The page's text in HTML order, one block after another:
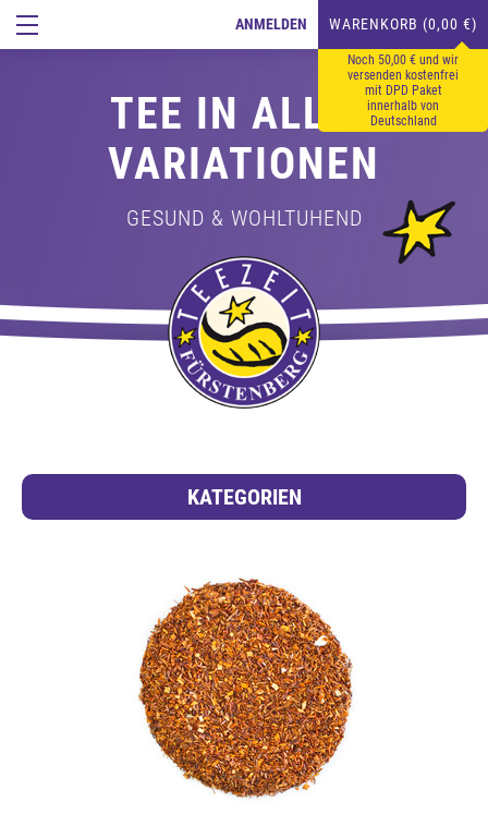
ANMELDEN WARENKORB (0,00 €)
Noch 50,00 € und wir
versenden kostenfrei
mit DPD Paket
innerhalb von
Deutschland
TEE IN ALLEN
VARIATIONEN
GESUND & WOHLTUHEND
KATEGORIEN